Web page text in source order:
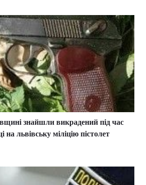
знайшли викрадений під час
на львівську міліцію пістолет